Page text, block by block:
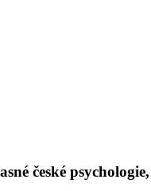
české